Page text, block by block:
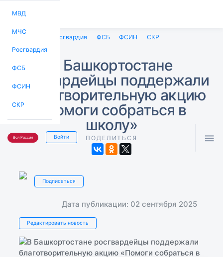
МВД
МЧС
Росгвардия
ФСБ
ФСИН
СКР
Вся Россия Войти 
Росгвардия ФСБ ФСИН СКР
В Башкортостане
росгвардейцы поддержали
благотворительную акцию
«Помоги собраться в
школу»
ПОДЕЛИТЬСЯ
Подписаться
Дата публикации: 02 сентября 2025
Редактировать новость